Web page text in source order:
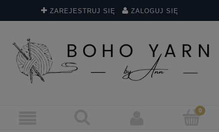
ZAREJESTRUJ SIĘ ZALOGUJ SIĘ